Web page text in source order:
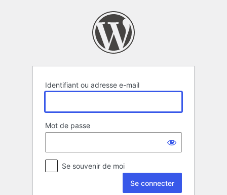
Identifiant ou adresse e-mail
Mot de passe
Se souvenir de moi